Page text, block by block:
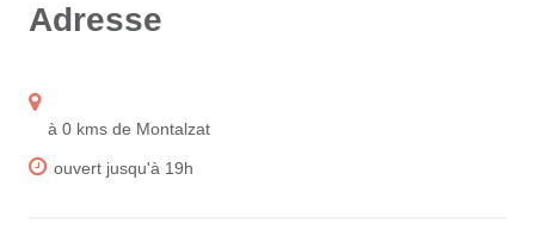
Adresse
à 0 kms de Montalzat
ouvert jusqu'à 19h